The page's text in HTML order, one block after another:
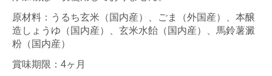
原材料：うるち玄米（国内産）、ごま（外国産）、本醸
造しょうゆ（国内産）、玄米水飴（国内産）、馬鈴薯澱
粉（国内産）
賞味期限：4ヶ月